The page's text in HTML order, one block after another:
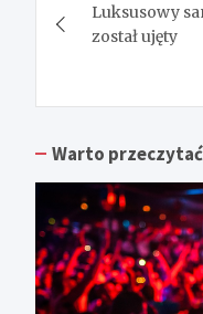
wpisu
Luksusowy
został ujęty
Warto przeczytać